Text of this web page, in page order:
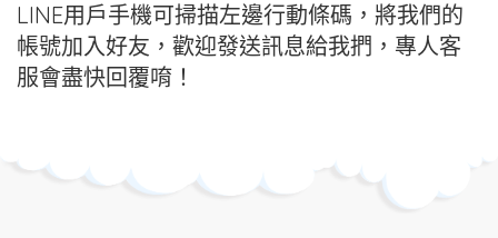
LINE用戶手機可掃描左邊行動條碼，將我們的
帳號加入好友，歡迎發送訊息給我捫，專人客
服會盡快回覆唷！